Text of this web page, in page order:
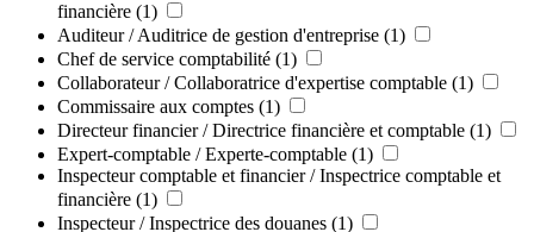
financière (1)
Auditeur / Auditrice de gestion d'entreprise (1)
Chef de service comptabilité (1)
Collaborateur / Collaboratrice d'expertise comptable (1)
Commissaire aux comptes (1)
Directeur financier / Directrice financière et comptable (1)
Expert-comptable / Experte-comptable (1)
Inspecteur comptable et financier / Inspectrice comptable et
financière (1)
Inspecteur / Inspectrice des douanes (1)